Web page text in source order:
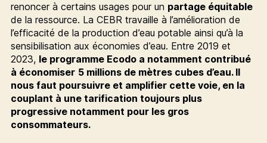
renoncer à certains usages pour un partage équitable
de la ressource. La CEBR travaille à l’amélioration de
l’efficacité de la production d’eau potable ainsi qu’à la
sensibilisation aux économies d’eau. Entre 2019 et
2023, le programme Ecodo a notamment contribué
à économiser 5 millions de mètres cubes d’eau. Il
nous faut poursuivre et amplifier cette voie, en la
couplant à une tarification toujours plus
progressive notamment pour les gros
consommateurs.